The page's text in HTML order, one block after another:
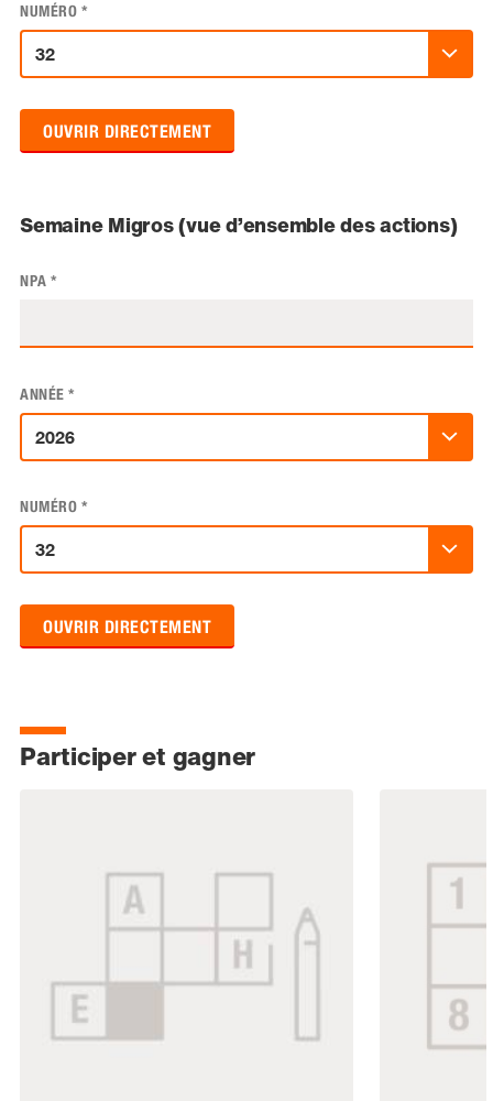
NUMÉRO *
OUVRIR DIRECTEMENT
Semaine Migros (vue d’ensemble des actions)
NPA *
ANNÉE *
NUMÉRO *
OUVRIR DIRECTEMENT
Participer et gagner